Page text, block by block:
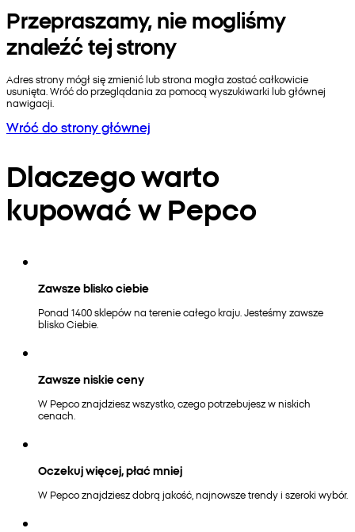
Przepraszamy, nie mogliśmy
znaleźć tej strony
Adres strony mógł się zmienić lub strona mogła zostać całkowicie
usunięta. Wróć do przeglądania za pomocą wyszukiwarki lub głównej
nawigacji.
Wróć do strony głównej
Dlaczego warto
kupować w Pepco
Zawsze blisko ciebie
Ponad 1400 sklepów na terenie całego kraju. Jesteśmy zawsze
blisko Ciebie.
Zawsze niskie ceny
W Pepco znajdziesz wszystko, czego potrzebujesz w niskich
cenach.
Oczekuj więcej, płać mniej
W Pepco znajdziesz dobrą jakość, najnowsze trendy i szeroki wybór.